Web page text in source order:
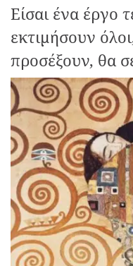
Είσαι ένα έργο
εκτιμήσουν
προσέξουν, θα